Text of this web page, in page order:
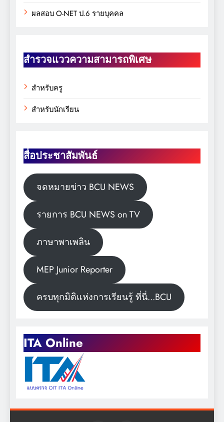
ผลสอบ O-NET ป.6 รายบุคคล
สำรวจแววความสามารถพิเศษ
สำหรับครู
สำหรับนักเรียน
สื่อประชาสัมพันธ์
จดหมายข่าว BCU NEWS
รายการ BCU NEWS on TV
ภาษาพาเพลิน
MEP Junior Reporter
ครบทุกมิติแห่งการเรียนรู้ ที่นี่...BCU
ITA Online